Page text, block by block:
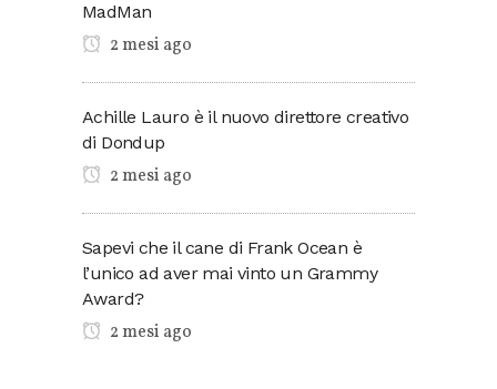
MadMan
2 mesi ago
Achille Lauro è il nuovo direttore creativo
di Dondup
2 mesi ago
Sapevi che il cane di Frank Ocean è
l’unico ad aver mai vinto un Grammy
Award?
2 mesi ago